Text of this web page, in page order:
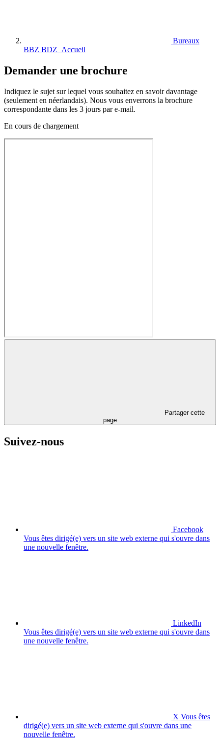
Bureaux
BBZ BDZ Accueil
Demander une brochure
Indiquez le sujet sur lequel vous souhaitez en savoir davantage
(seulement en néerlandais). Nous vous enverrons la brochure
correspondante dans les 3 jours par e-mail.
En cours de chargement
Partager cette
page
Suivez-nous
Facebook
Vous êtes dirigé(e) vers un site web externe qui s'ouvre dans
une nouvelle fenêtre.
LinkedIn
Vous êtes dirigé(e) vers un site web externe qui s'ouvre dans
une nouvelle fenêtre.
X Vous êtes
dirigé(e) vers un site web externe qui s'ouvre dans une
nouvelle fenêtre.